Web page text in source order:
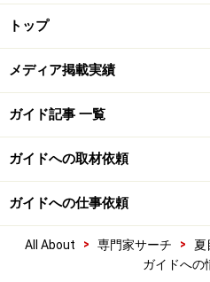
トップ
メディア掲載実績
ガイド記事 一覧
ガイドへの取材依頼
ガイドへの仕事依頼
All About > 専門家サーチ > 夏
ガイドへの